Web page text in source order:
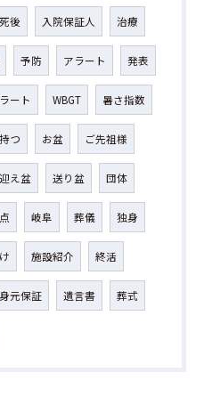
死後 入院保証人 治療
予防 アラート 発表
ート WBGT 暑さ指数
持つ お盆 ご先祖様
迎え盆 送り盆 団体
岐阜 葬儀 独身
施設紹介 終活
身元保証 遺言書 葬式